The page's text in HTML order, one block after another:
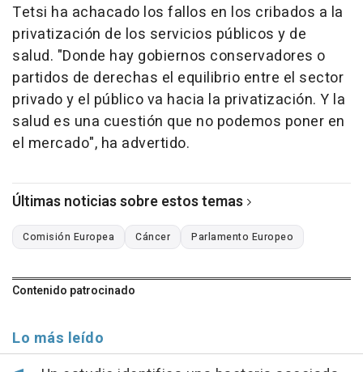
Tetsi ha achacado los fallos en los cribados a la
privatización de los servicios públicos y de
salud. "Donde hay gobiernos conservadores o
partidos de derechas el equilibrio entre el sector
privado y el público va hacia la privatización. Y la
salud es una cuestión que no podemos poner en
el mercado", ha advertido.
Últimas noticias sobre estos temas
Comisión Europea Cáncer Parlamento Europeo
Contenido patrocinado
Lo más leído